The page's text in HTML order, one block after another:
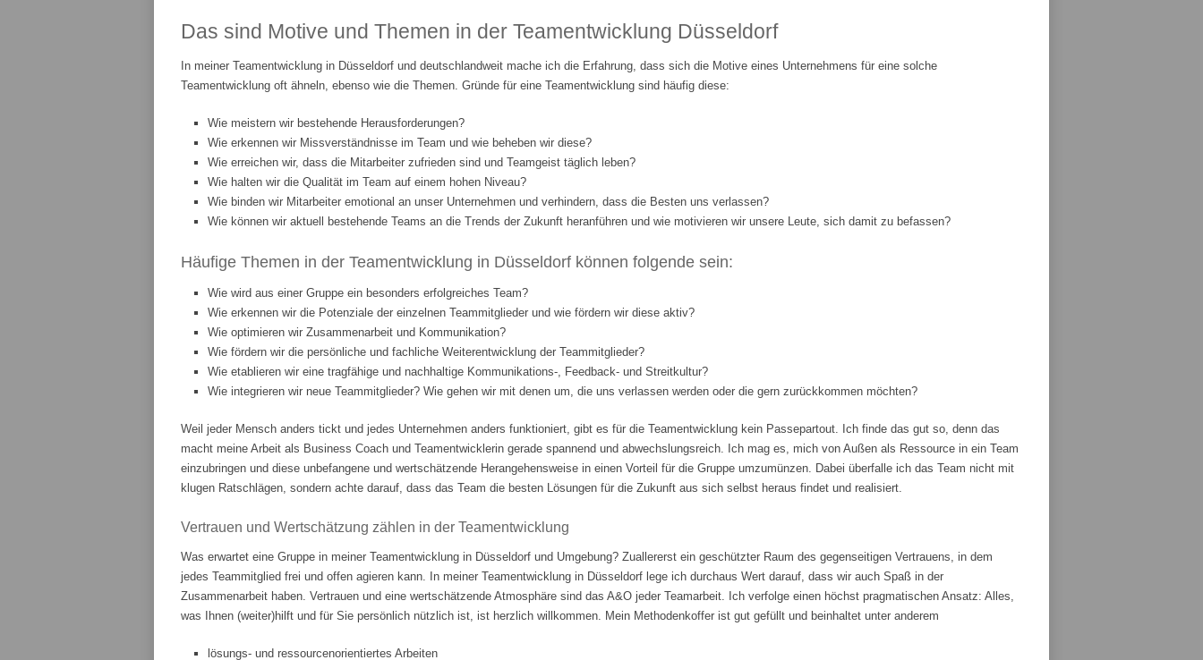
Das sind Motive und Themen in der Teamentwicklung Düsseldorf
In meiner Teamentwicklung in Düsseldorf und deutschlandweit mache ich die Erfahrung, dass sich die Motive eines Unternehmens für eine solche
Teamentwicklung oft ähneln, ebenso wie die Themen. Gründe für eine Teamentwicklung sind häufig diese:
Wie meistern wir bestehende Herausforderungen?
Wie erkennen wir Missverständnisse im Team und wie beheben wir diese?
Wie erreichen wir, dass die Mitarbeiter zufrieden sind und Teamgeist täglich leben?
Wie halten wir die Qualität im Team auf einem hohen Niveau?
Wie binden wir Mitarbeiter emotional an unser Unternehmen und verhindern, dass die Besten uns verlassen?
Wie können wir aktuell bestehende Teams an die Trends der Zukunft heranführen und wie motivieren wir unsere Leute, sich damit zu befassen?
Häufige Themen in der Teamentwicklung in Düsseldorf können folgende sein:
Wie wird aus einer Gruppe ein besonders erfolgreiches Team?
Wie erkennen wir die Potenziale der einzelnen Teammitglieder und wie fördern wir diese aktiv?
Wie optimieren wir Zusammenarbeit und Kommunikation?
Wie fördern wir die persönliche und fachliche Weiterentwicklung der Teammitglieder?
Wie etablieren wir eine tragfähige und nachhaltige Kommunikations-, Feedback- und Streitkultur?
Wie integrieren wir neue Teammitglieder? Wie gehen wir mit denen um, die uns verlassen werden oder die gern zurückkommen möchten?
Weil jeder Mensch anders tickt und jedes Unternehmen anders funktioniert, gibt es für die Teamentwicklung kein Passepartout. Ich finde das gut so, denn das
macht meine Arbeit als Business Coach und Teamentwicklerin gerade spannend und abwechslungsreich. Ich mag es, mich von Außen als Ressource in ein Team
einzubringen und diese unbefangene und wertschätzende Herangehensweise in einen Vorteil für die Gruppe umzumünzen. Dabei überfalle ich das Team nicht mit
klugen Ratschlägen, sondern achte darauf, dass das Team die besten Lösungen für die Zukunft aus sich selbst heraus findet und realisiert.
Vertrauen und Wertschätzung zählen in der Teamentwicklung
Was erwartet eine Gruppe in meiner Teamentwicklung in Düsseldorf und Umgebung? Zuallererst ein geschützter Raum des gegenseitigen Vertrauens, in dem
jedes Teammitglied frei und offen agieren kann. In meiner Teamentwicklung in Düsseldorf lege ich durchaus Wert darauf, dass wir auch Spaß in der
Zusammenarbeit haben. Vertrauen und eine wertschätzende Atmosphäre sind das A&O jeder Teamarbeit. Ich verfolge einen höchst pragmatischen Ansatz: Alles,
was Ihnen (weiter)hilft und für Sie persönlich nützlich ist, ist herzlich willkommen. Mein Methodenkoffer ist gut gefüllt und beinhaltet unter anderem
lösungs- und ressourcenorientiertes Arbeiten